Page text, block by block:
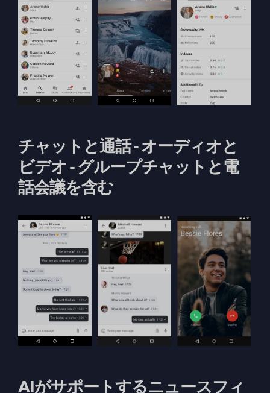
チャットと通話 - オーディオと
ビデオ - グループチャットと電
話会議を含む
AIがサポートするニュースフィ